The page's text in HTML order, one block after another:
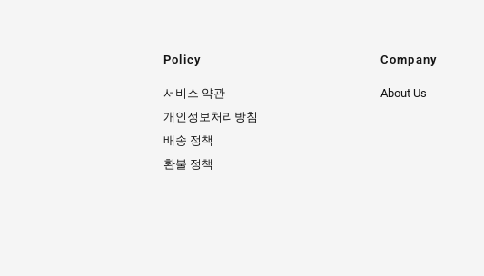
Policy
서비스 약관
개인정보처리방침
배송 정책
환불 정책
Company
About Us